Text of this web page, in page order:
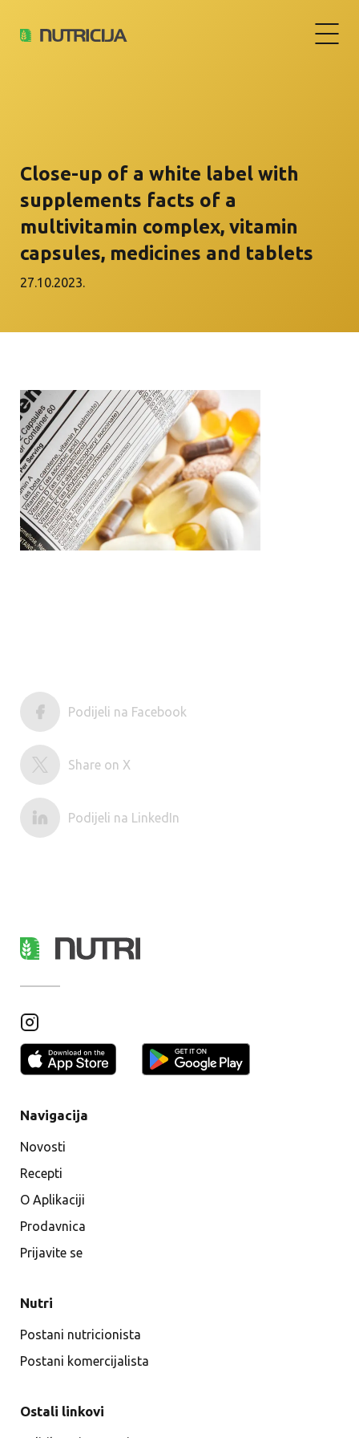
Close-up of a white label with
supplements facts of a
multivitamin complex, vitamin
capsules, medicines and tablets
27.10.2023.
Podijeli na Facebook
Share on X
Podijeli na LinkedIn
Navigacija
Novosti
Recepti
O Aplikaciji
Prodavnica
Prijavite se
Nutri
Postani nutricionista
Postani komercijalista
Ostali linkovi